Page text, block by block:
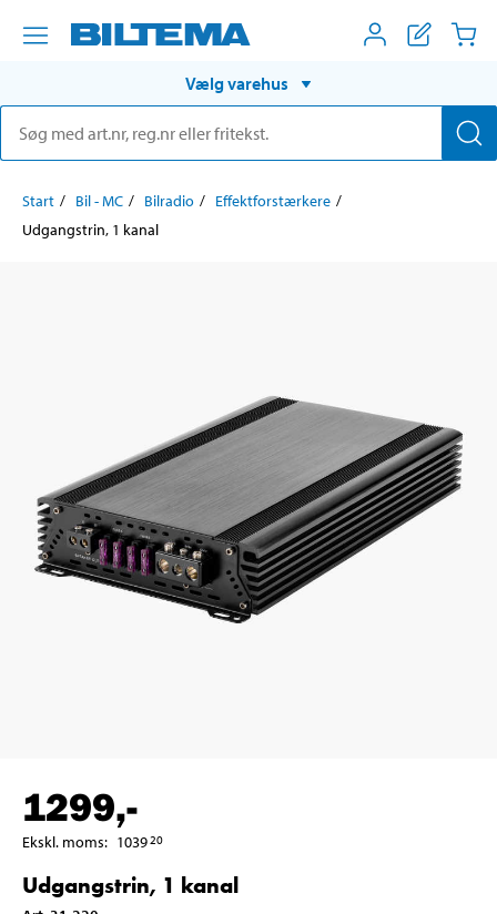
Vælg varehus
Start Bil - MC Bilradio
Effektforstærkere
Udgangstrin, 1 kanal
1299,-
Ekskl. moms: 103920
Udgangstrin, 1 kanal